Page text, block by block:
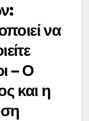
να
– Ο
και η